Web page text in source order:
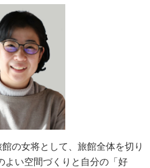
の女将として、旅館全体を切り
よい空間づくりと自分の「好